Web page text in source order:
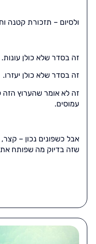
ולסיום – תזכורת קטנה
זה בסדר שלא כולן עונות.
זה בסדר שלא כולן יעזרו.
זה לא אומר שהערוץ הזה
עמוסים.
אבל כשפונים נכון –
שזה בדיוק מה שפותח